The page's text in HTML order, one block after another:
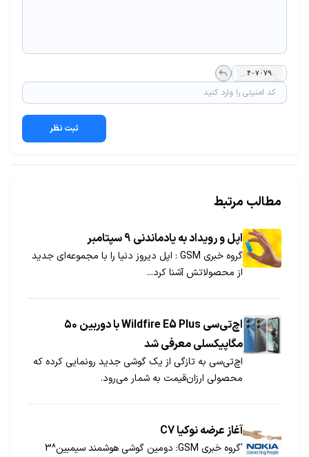
ثبت نظر
مطالب مرتبط
اپل و رویداد به یادماندنی 9 سپتامبر
گروه خبری GSM : اپل دیروز دنیا را با مجموعه‌ای جدید
از محصولاتش آشنا کرد...
اچ‌تی‌سی Wildfire E5 Plus با دوربین ۵۰
مگاپیکسلی معرفی شد
اچ‌تی‌سی به تازگی از یک گوشی جدید رونمایی کرده که
محصولی ارزان‌قیمت به شمار می‌رود.
آغاز عرضه نوکیا C7
'گروه خبری GSM: دومین گوشی هوشمند سیمبین^3